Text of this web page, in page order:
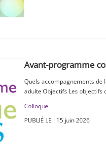
Avant-programme
Quels accompagnements de
adulte Objectifs Les objectifs
Colloque
PUBLIÉ LE : 15 juin 2026